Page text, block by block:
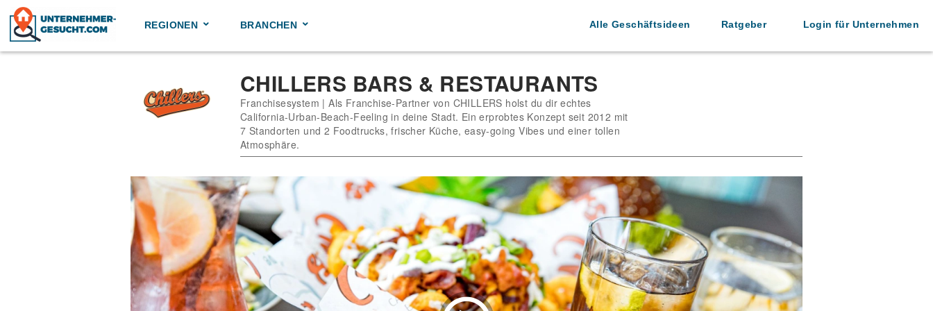
Skip
content
REGIONEN BRANCHEN Alle Geschäftsideen Ratgeber Login für Unternehmen
CHILLERS BARS & RESTAURANTS
Franchisesystem | Als Franchise-Partner von CHILLERS holst du dir echtes
California-Urban-Beach-Feeling in deine Stadt. Ein erprobtes Konzept seit 2012 mit
7 Standorten und 2 Foodtrucks, frischer Küche, easy-going Vibes und einer tollen
Atmosphäre.